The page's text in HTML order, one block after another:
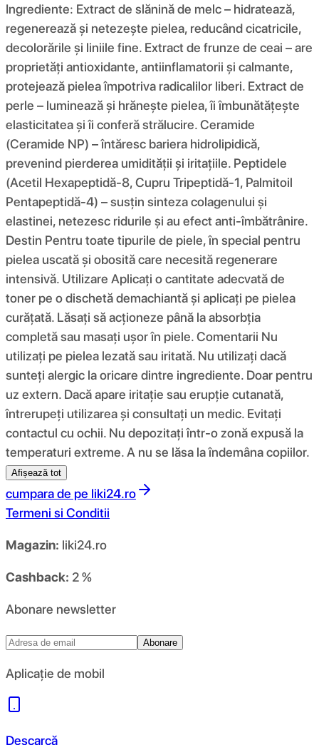
Ingrediente: Extract de slănină de melc – hidratează,
regenerează și netezește pielea, reducând cicatricile,
decolorările și liniile fine. Extract de frunze de ceai – are
proprietăți antioxidante, antiinflamatorii și calmante,
protejează pielea împotriva radicalilor liberi. Extract de
perle – luminează și hrănește pielea, îi îmbunătățește
elasticitatea și îi conferă strălucire. Ceramide
(Ceramide NP) – întăresc bariera hidrolipidică,
prevenind pierderea umidității și iritațiile. Peptidele
(Acetil Hexapeptidă-8, Cupru Tripeptidă-1, Palmitoil
Pentapeptidă-4) – susțin sinteza colagenului și
elastinei, netezesc ridurile și au efect anti-îmbătrânire.
Destin Pentru toate tipurile de piele, în special pentru
pielea uscată și obosită care necesită regenerare
intensivă. Utilizare Aplicați o cantitate adecvată de
toner pe o dischetă demachiantă și aplicați pe pielea
curățată. Lăsați să acționeze până la absorbția
completă sau masați ușor în piele. Comentarii Nu
utilizați pe pielea lezată sau iritată. Nu utilizați dacă
sunteți alergic la oricare dintre ingrediente. Doar pentru
uz extern. Dacă apare iritație sau erupție cutanată,
întrerupeți utilizarea și consultați un medic. Evitați
contactul cu ochii. Nu depozitați într-o zonă expusă la
temperaturi extreme. A nu se lăsa la îndemâna copiilor.
Afișează tot
cumpara de pe liki24.ro
Termeni si Conditii
Magazin: liki24.ro
Cashback: 2 %
Abonare newsletter
Abonare
Aplicație de mobil
Descarcă